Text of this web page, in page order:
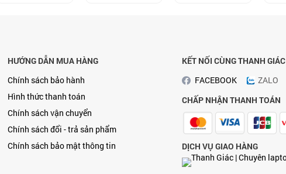
HƯỚNG DẪN MUA HÀNG
Chính sách bảo hành
Hình thức thanh toán
Chính sách vận chuyển
Chính sách đổi - trả sản phẩm
Chính sách bảo mật thông tin
KẾT NỐI CÙNG THANH GIÁC
FACEBOOK
ZALO
CHẤP NHẬN THANH TOÁN
DỊCH VỤ GIAO HÀNG